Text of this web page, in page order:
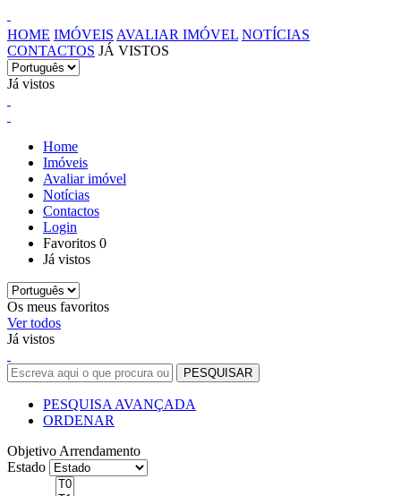
HOME IMÓVEIS AVALIAR IMÓVEL NOTÍCIAS
CONTACTOS JÁ VISTOS
Já vistos
Home
Imóveis
Avaliar imóvel
Notícias
Contactos
Login
Favoritos 0
Já vistos
Os meus favoritos
Ver todos
Já vistos
PESQUISA AVANÇADA
ORDENAR
Objetivo Arrendamento
Estado